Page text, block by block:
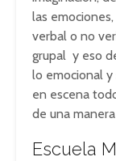
las
verbal o no
grupal y eso
lo emocional
en escena
de una manera
Escuela